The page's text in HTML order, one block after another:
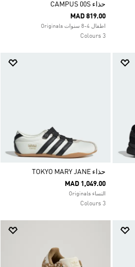
حذاء CAMPUS 00S
MAD 819.00
اطفال 4-8 سنوات Originals
3 Colours
حذاء TOKYO MARY JANE
MAD 1,049.00
النساء Originals
3 Colours